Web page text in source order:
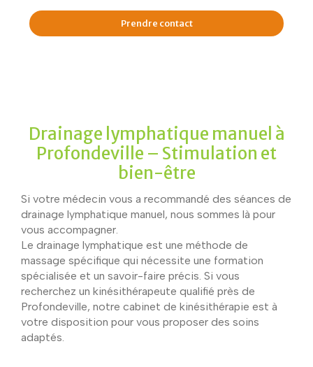
Prendre contact
Drainage lymphatique manuel à
Profondeville – Stimulation et
bien-être
Si votre médecin vous a recommandé des séances de
drainage lymphatique manuel, nous sommes là pour
vous accompagner.
Le drainage lymphatique est une méthode de
massage spécifique qui nécessite une formation
spécialisée et un savoir-faire précis. Si vous
recherchez un kinésithérapeute qualifié près de
Profondeville, notre cabinet de kinésithérapie est à
votre disposition pour vous proposer des soins
adaptés.